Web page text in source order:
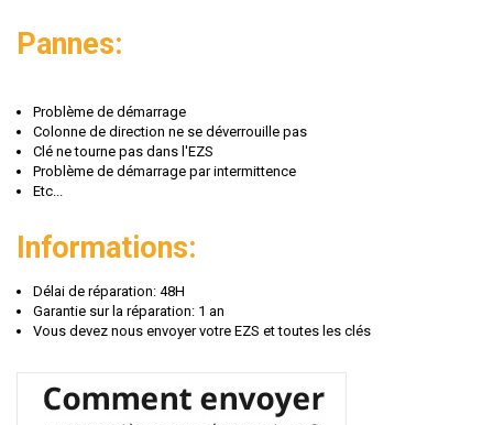
Pannes:
Problème de démarrage
Colonne de direction ne se déverrouille pas
Clé ne tourne pas dans l'EZS
Problème de démarrage par intermittence
Etc...
Informations:
Délai de réparation: 48H
Garantie sur la réparation: 1 an
Vous devez nous envoyer votre EZS et toutes les clés